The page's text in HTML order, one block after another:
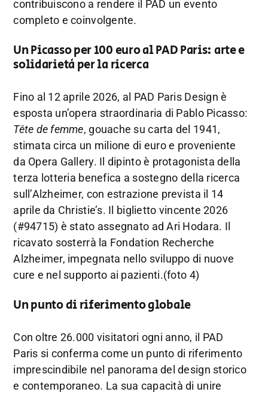
contribuiscono a rendere il PAD un evento
completo e coinvolgente.
Un Picasso per 100 euro al PAD Paris: arte e
solidarietà per la ricerca
Fino al 12 aprile 2026, al PAD Paris Design è
esposta un’opera straordinaria di Pablo Picasso:
Tête de femme, gouache su carta del 1941,
stimata circa un milione di euro e proveniente
da Opera Gallery. Il dipinto è protagonista della
terza lotteria benefica a sostegno della ricerca
sull’Alzheimer, con estrazione prevista il 14
aprile da Christie’s. Il biglietto vincente 2026
(#94715) è stato assegnato ad Ari Hodara. Il
ricavato sosterrà la Fondation Recherche
Alzheimer, impegnata nello sviluppo di nuove
cure e nel supporto ai pazienti.(foto 4)
Un punto di riferimento globale
Con oltre 26.000 visitatori ogni anno, il PAD
Paris si conferma come un punto di riferimento
imprescindibile nel panorama del design storico
e contemporaneo. La sua capacità di unire